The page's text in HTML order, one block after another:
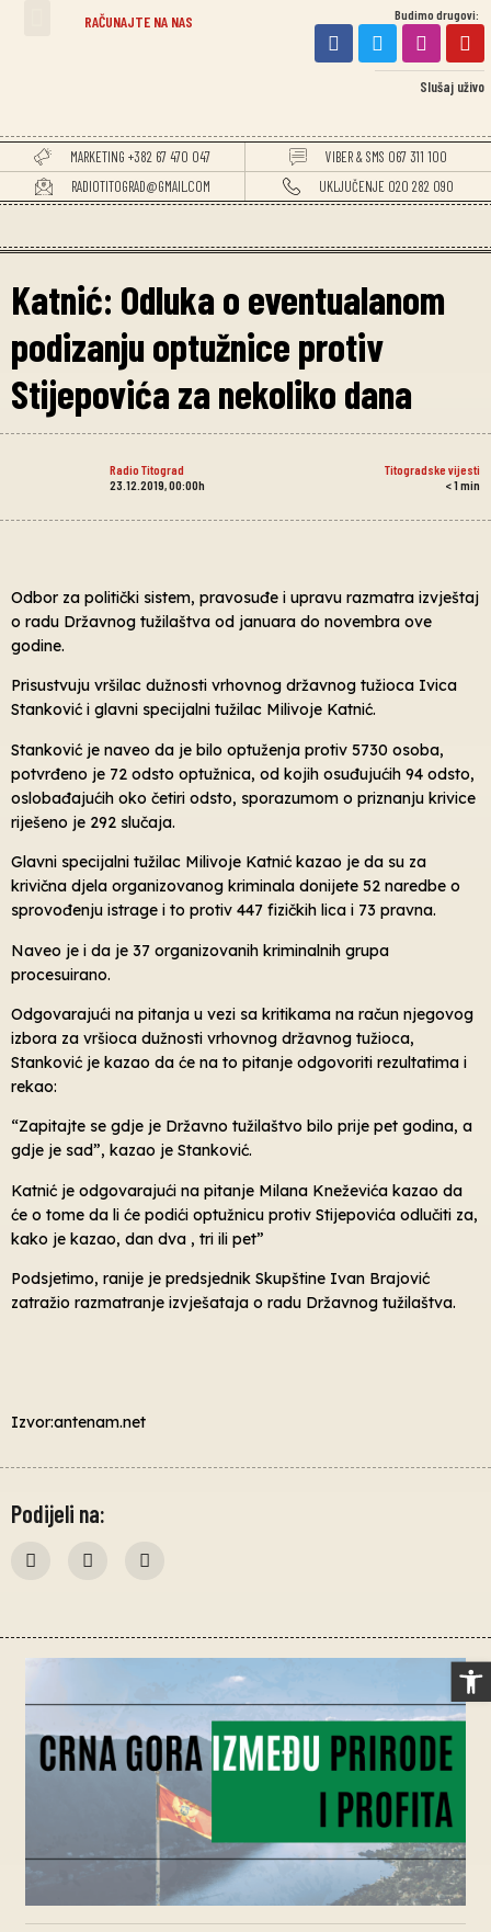
RAČUNAJTE NA NAS Budimo drugovi:
Slušaj uživo
MARKETING +382 67 470 047
VIBER & SMS 067 311 100
RADIOTITOGRAD@GMAIL.COM
UKLJUČENJE 020 282 090
Katnić: Odluka o eventualanom
podizanju optužnice protiv
Stijepovića za nekoliko dana
Radio Titograd
Titogradske vijesti
23.12.2019, 00:00h
< 1 min
Odbor za politički sistem, pravosuđe i upravu razmatra izvještaj
o radu Državnog tužilaštva od januara do novembra ove
godine.
Prisustvuju vršilac dužnosti vrhovnog državnog tužioca Ivica
Stanković i glavni specijalni tužilac Milivoje Katnić.
Stanković je naveo da je bilo optuženja protiv 5730 osoba,
potvrđeno je 72 odsto optužnica, od kojih osuđujućih 94 odsto,
oslobađajućih oko četiri odsto, sporazumom o priznanju krivice
riješeno je 292 slučaja.
Glavni specijalni tužilac Milivoje Katnić kazao je da su za
krivična djela organizovanog kriminala donijete 52 naredbe o
sprovođenju istrage i to protiv 447 fizičkih lica i 73 pravna.
Naveo je i da je 37 organizovanih kriminalnih grupa
procesuirano.
Odgovarajući na pitanja u vezi sa kritikama na račun njegovog
izbora za vršioca dužnosti vrhovnog državnog tužioca,
Stanković je kazao da će na to pitanje odgovoriti rezultatima i
rekao:
“Zapitajte se gdje je Državno tužilaštvo bilo prije pet godina, a
gdje je sad”, kazao je Stanković.
Katnić je odgovarajući na pitanje Milana Kneževića kazao da
će o tome da li će podići optužnicu protiv Stijepovića odlučiti za,
kako je kazao, dan dva , tri ili pet”
Podsjetimo, ranije je predsjednik Skupštine Ivan Brajović
zatražio razmatranje izvješataja o radu Državnog tužilaštva.
Izvor:antenam.net
Podijeli na: